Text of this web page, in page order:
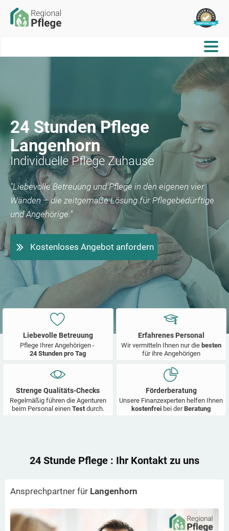
24 Stunden Pflege
Langenhorn
Individuelle Pflege Zuhause
"Liebevolle Betreuung und Pflege in den eigenen vier
Wänden – die zeitgemäße Lösung für Pflegebedürftige
und Angehörige."
Kostenloses Angebot anfordern
Liebevolle Betreuung
Pflege Ihrer Angehörigen -
24 Stunden pro Tag
Erfahrenes Personal
Wir vermitteln Ihnen nur die besten
für ihre Angehörigen
Strenge Qualitäts-Checks
Regelmäßig führen die Agenturen
beim Personal einen Test durch.
Förderberatung
Unsere Finanzexperten helfen Ihnen
kostenfrei bei derBeratung
24 Stunde Pflege : Ihr Kontakt zu uns
Ansprechpartner für Langenhorn